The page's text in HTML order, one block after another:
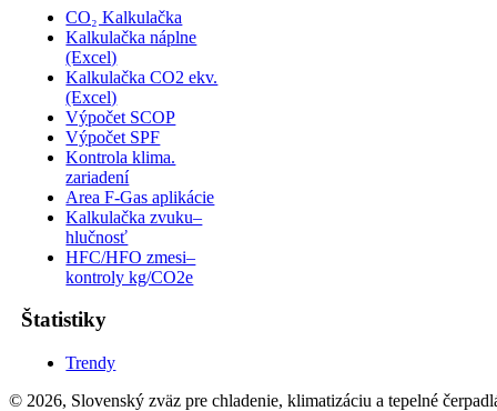
CO₂ Kalkulačka
Kalkulačka náplne
(Excel)
Kalkulačka CO2 ekv.
(Excel)
Výpočet SCOP
Výpočet SPF
Kontrola klima.
zariadení
Area F-Gas aplikácie
Kalkulačka zvuku–
hlučnosť
HFC/HFO zmesi–
kontroly kg/CO2e
Štatistiky
Trendy
© 2026, Slovenský zväz pre chladenie, klimatizáciu a tepelné